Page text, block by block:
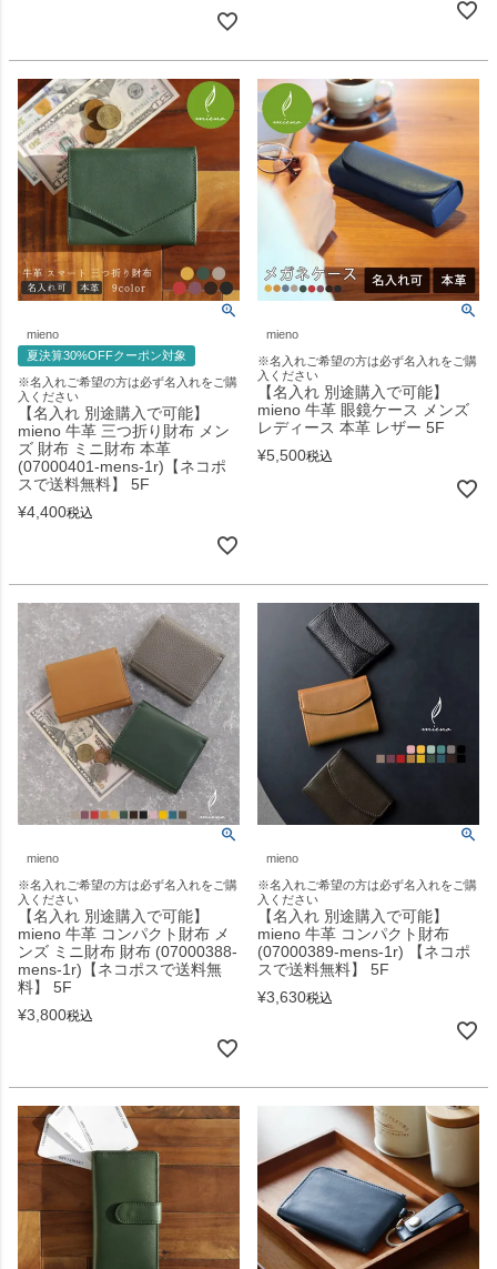
mieno
夏決算30%OFFクーポン対象
※名入れご希望の方は必ず名入れをご購
入ください
【名入れ 別途購入で可能】
mieno 牛革 三つ折り財布 メン
ズ 財布 ミニ財布 本革
(07000401-mens-1r)【ネコポ
スで送料無料】 5F
¥4,400税込
mieno
※名入れご希望の方は必ず名入れをご購
入ください
【名入れ 別途購入で可能】
mieno 牛革 眼鏡ケース メンズ
レディース 本革 レザー 5F
¥5,500税込
mieno
※名入れご希望の方は必ず名入れをご購
入ください
【名入れ 別途購入で可能】
mieno 牛革 コンパクト財布 メ
ンズ ミニ財布 財布 (07000388-
mens-1r)【ネコポスで送料無
料】 5F
¥3,800税込
mieno
※名入れご希望の方は必ず名入れをご購
入ください
【名入れ 別途購入で可能】
mieno 牛革 コンパクト財布
(07000389-mens-1r) 【ネコポ
スで送料無料】 5F
¥3,630税込